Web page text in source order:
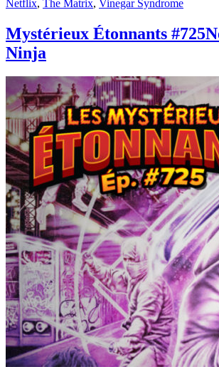
Netflix, The Matrix, Vinegar Syndrome
Mystérieux Étonnants #725
Ninja